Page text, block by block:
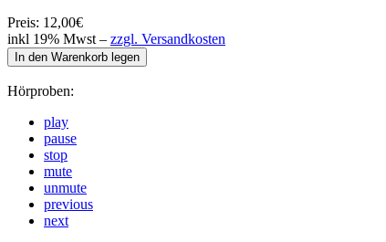
Preis: 12,00€
inkl 19% Mwst – zzgl. Versandkosten
Hörproben:
play
pause
stop
mute
unmute
previous
next